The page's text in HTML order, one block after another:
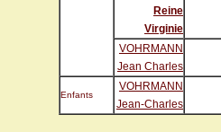
Reine
Virginie
VOHRMANN
Jean Charles
Enfants
VOHRMANN
Jean-Charles